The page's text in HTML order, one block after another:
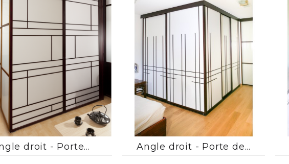
droit - Porte...
 
Angle droit - Porte de...